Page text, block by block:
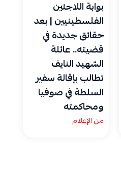
بوابة اللاجئين
الفلسطينيين | بعد
حقائق جديدة في
قضيته.. عائلة
الشهيد النايف
تطالب بإقالة سفير
السلطة في صوفيا
ومحاكمته
من الإعلام